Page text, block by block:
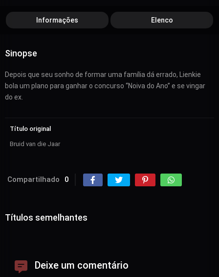
Informações Elenco
Sinopse
Depois que seu sonho de formar uma família dá errado, Lienkie
bola um plano para ganhar o concurso “Noiva do Ano” e se vingar
do ex.
Título original
Bruid van die Jaar
Compartilhado 0
Títulos semelhantes
Deixe um comentário